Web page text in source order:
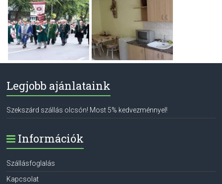
Legjobb ajánlataink
Szekszárd szállás olcsón! Most 5% kedvezménnyel!
Információk
Szállásfoglalás
Kapcsolat